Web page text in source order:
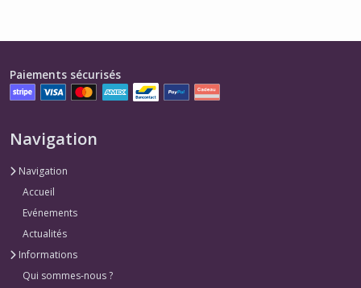
Paiements sécurisés
Navigation
Navigation
Accueil
Evénements
Actualités
Informations
Qui sommes-nous ?